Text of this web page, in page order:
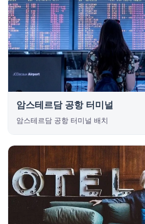
암스테르담 공항 터미널
암스테르담 공항 터미널 배치